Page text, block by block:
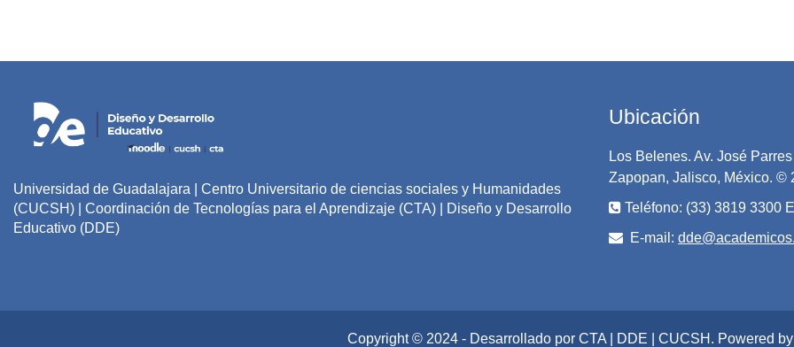
Universidad de Guadalajara | Centro Universitario de ciencias sociales y Humanidades
(CUCSH) | Coordinación de Tecnologías para el Aprendizaje (CTA) | Diseño y Desarrollo
Educativo (DDE)
Ubicación
Los Belenes. Av. José
Zapopan, Jalisco, México. ©
Teléfono: (33) 3819 3300
E-mail:
Copyright © 2024 - Desarrollado por CTA | DDE | CUCSH. Powered by